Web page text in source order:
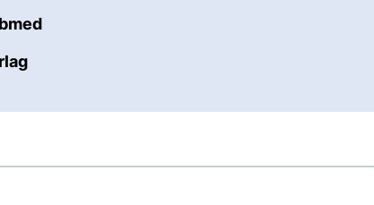
externer Link, öffnet neues Fenster
externer Link, öffnet neues Fenster